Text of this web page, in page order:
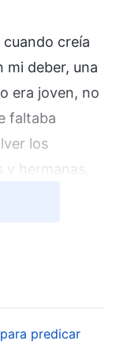
creía
mi deber, una
era joven, no
faltaba
los
hermanas,
servir
abrumada.
del
predicar